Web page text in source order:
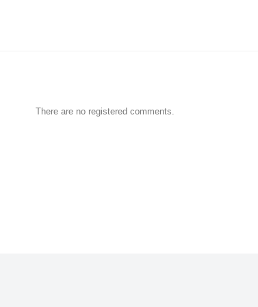
There are no registered comments.